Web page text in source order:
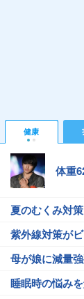
健康
体重
夏のむくみ対
紫外線対策が
母が娘に減量
睡眠時の悩み